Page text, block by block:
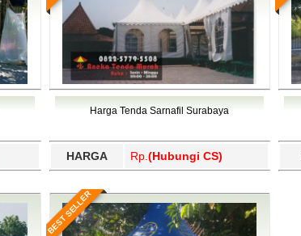
Harga Tenda Sarnafil Surabaya
HARGA Rp. (Hubungi CS)
BEST SELLER